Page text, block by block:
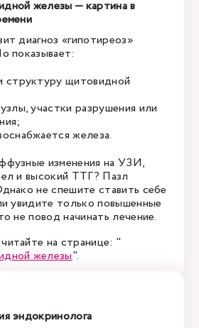
железы — картина в
диагноз «гипотиреоз»
показывает:
структуру щитовидной
участки разрушения или
железа.
изменения на УЗИ,
и высокий ТТГ? Пазл
не спешите ставить себе
увидите только повышенные
не повод начинать лечение.
на странице: "
железы".
эндокринолога